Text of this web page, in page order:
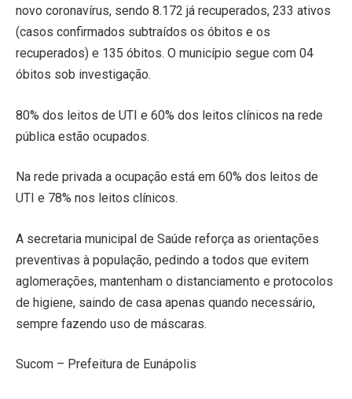
novo coronavírus, sendo 8.172 já recuperados, 233 ativos
(casos confirmados subtraídos os óbitos e os
recuperados) e 135 óbitos. O município segue com 04
óbitos sob investigação.
80% dos leitos de UTI e 60% dos leitos clínicos na rede
pública estão ocupados.
Na rede privada a ocupação está em 60% dos leitos de
UTI e 78% nos leitos clínicos.
A secretaria municipal de Saúde reforça as orientações
preventivas à população, pedindo a todos que evitem
aglomerações, mantenham o distanciamento e protocolos
de higiene, saindo de casa apenas quando necessário,
sempre fazendo uso de máscaras.
Sucom – Prefeitura de Eunápolis